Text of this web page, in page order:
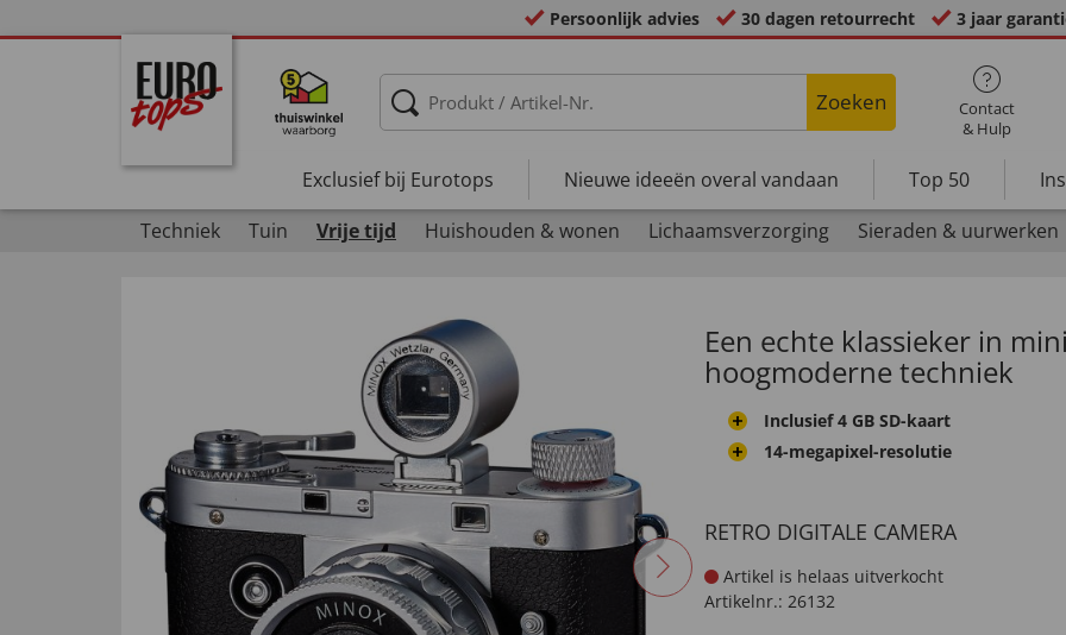
Persoonlijk advies 30 dagen retourrecht 3 jaar
Zoeken
Contact
& Hulp
Exclusief bij Eurotops Nieuwe ideeën overal vandaan Top 50
Techniek
Tuin Vrije tijd Huishouden & wonen Lichaamsverzorging Sieraden & uurwerken
Een echte klassieker in
hoogmoderne techniek
Inclusief 4 GB SD-kaart
14-megapixel-resolutie
RETRO DIGITALE CAMERA
Artikel is helaas uitverkocht
Artikelnr.: 26132